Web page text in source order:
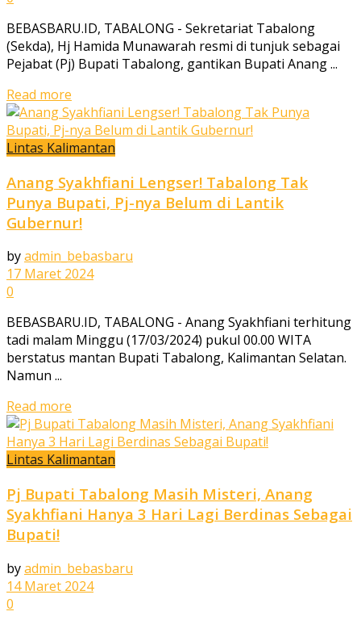
BEBASBARU.ID, TABALONG - Sekretariat Tabalong
(Sekda), Hj Hamida Munawarah resmi di tunjuk sebagai
Pejabat (Pj) Bupati Tabalong, gantikan Bupati Anang ...
Read more
Lintas Kalimantan
Anang Syakhfiani Lengser! Tabalong Tak
Punya Bupati, Pj-nya Belum di Lantik
Gubernur!
byadmin_bebasbaru
17 Maret 2024
0
BEBASBARU.ID, TABALONG - Anang Syakhfiani terhitung
tadi malam Minggu (17/03/2024) pukul 00.00 WITA
berstatus mantan Bupati Tabalong, Kalimantan Selatan.
Namun ...
Read more
Lintas Kalimantan
Pj Bupati Tabalong Masih Misteri, Anang
Syakhfiani Hanya 3 Hari Lagi Berdinas Sebagai
Bupati!
byadmin_bebasbaru
14 Maret 2024
0